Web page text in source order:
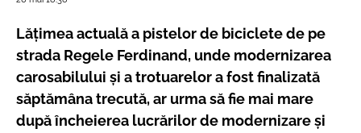
Lățimea actuală a pistelor de biciclete de pe
strada Regele Ferdinand, unde modernizarea
carosabilului și a trotuarelor a fost finalizată
săptămâna trecută, ar urma să fie mai mare
după încheierea lucrărilor de modernizare și